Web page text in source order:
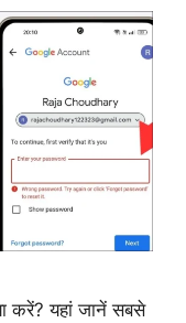
करें? यहां जानें सबसे